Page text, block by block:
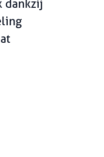
dankzij